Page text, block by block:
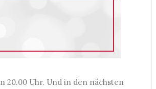
20.00 Uhr. Und in den nächsten